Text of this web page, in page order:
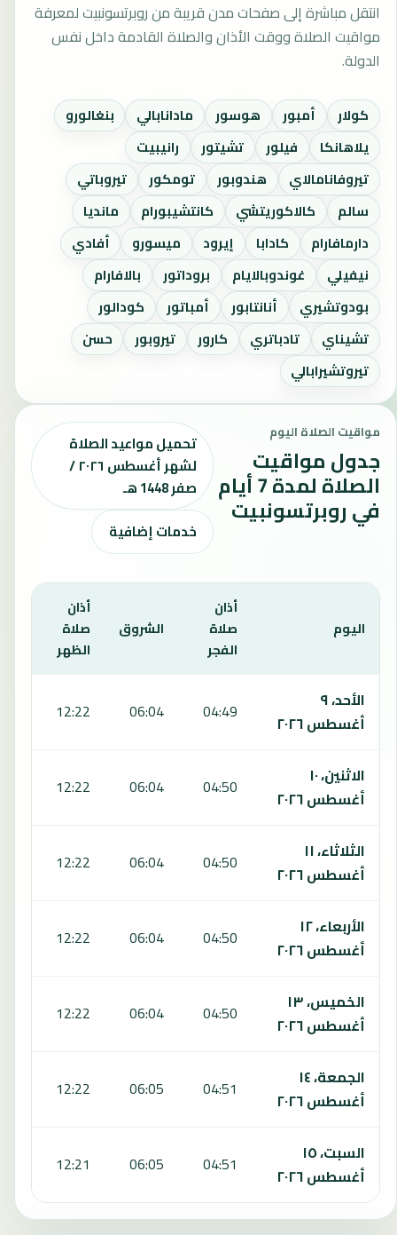
انتقل مباشرة إلى صفحات مدن قريبة من روبرتسونبيت لمعرفة
مواقيت الصلاة ووقت الأذان والصلاة القادمة داخل نفس
الدولة.
كولار أمبور هوسور مادانابالي
بنغالورو
يلاهانكا
فيلور تشيتور
رانيبيت
تيروفانامالاي
هندوبور تومكور
تيروباتي
سالم
كالاكوريتشي كانتشيبورام
مانديا
دارمافارام
كادابا إيرود ميسورو
أفادي
نيفيلي
غوندوبالايام بروداتور
بالافارام
بودوتشيري
أنانتابور أمباتور
كودالور
تشيناي
تادباتري كارور تيروبور
حسن
تيروتشيرابالي
مواقيت الصلاة اليوم
جدول مواقيت
الصلاة لمدة 7 أيام
في روبرتسونبيت
تحميل مواعيد الصلاة
لشهر أغسطس ٢٠٢٦ /
صفر 1448 هـ
خدمات إضافية
اليوم
أذان
صلاة
الفجر
الشروق
أذان
صلاة
الظهر
الأحد، ٩
أغسطس ٢٠٢٦
04:49
06:04
12:22
الاثنين، ١٠
أغسطس ٢٠٢٦
04:50
06:04
12:22
الثلاثاء، ١١
أغسطس ٢٠٢٦
04:50
06:04
12:22
الأربعاء، ١٢
أغسطس ٢٠٢٦
04:50
06:04
12:22
الخميس، ١٣
أغسطس ٢٠٢٦
04:50
06:04
12:22
الجمعة، ١٤
أغسطس ٢٠٢٦
04:51
06:05
12:22
السبت، ١٥
أغسطس ٢٠٢٦
04:51
06:05
12:21